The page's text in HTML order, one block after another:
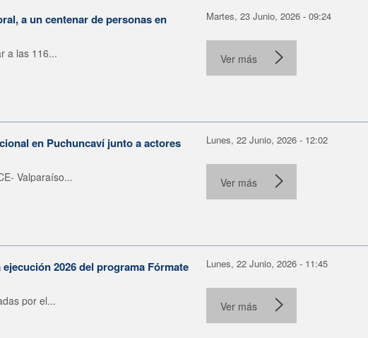
a un centenar de personas en
a las 116...
Martes, 23 Junio, 2026 - 09:24
Ver más
en Puchuncaví junto a actores
Valparaíso...
Lunes, 22 Junio, 2026 - 12:02
Ver más
2026 del programa Fórmate
por el...
Lunes, 22 Junio, 2026 - 11:45
Ver más